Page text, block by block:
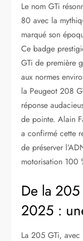
Le nom GTi
80 avec la
marqué son
Ce badge
GTi de première
aux normes
la Peugeot 208
réponse
de pointe. Alain
a confirmé cette
de préserver
motorisation 100
De la
2025 :
La 205 GTi,